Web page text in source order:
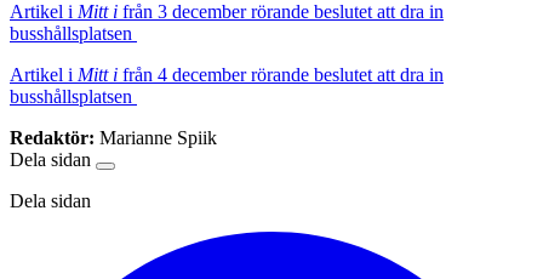
Artikel i Mitt i från 3 december rörande beslutet att dra in
busshållsplatsen
Artikel i Mitt i från 4 december rörande beslutet att dra in
busshållsplatsen
Redaktör: Marianne Spiik
Dela sidan
Dela sidan